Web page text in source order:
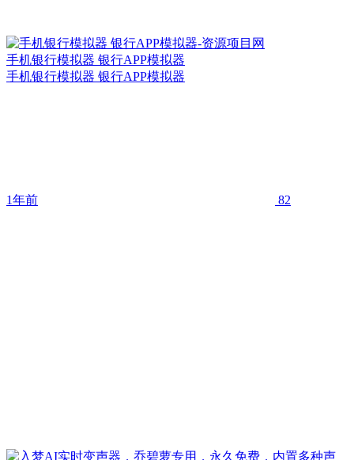
手机银行模拟器 银行APP模拟器
手机银行模拟器 银行APP模拟器
1年前 82